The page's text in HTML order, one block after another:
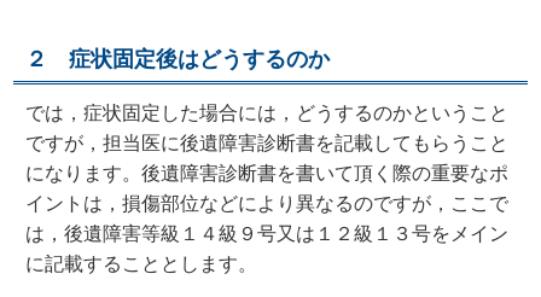
２ 症状固定後はどうするのか
では，症状固定した場合には，どうするのかということ
ですが，担当医に後遺障害診断書を記載してもらうこと
になります。後遺障害診断書を書いて頂く際の重要なポ
イントは，損傷部位などにより異なるのですが，ここで
は，後遺障害等級１４級９号又は１２級１３号をメイン
に記載することとします。